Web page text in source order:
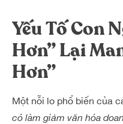
Yếu Tố Con
Hơn” Lại
Hơn”
Một nỗi lo phổ biến của
có làm giảm văn hóa